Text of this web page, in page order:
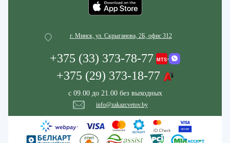
г. Минск, ул. Скрыганова, 2Б, офис 312
+375 (33) 373-78-77
+375 (29) 373-18-77
с 09.00 до 21.00 без выходных
info@zakazcvetov.by